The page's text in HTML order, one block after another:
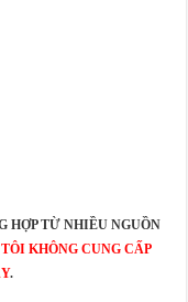
HỢP TỪ NHIỀU NGUỒN
KHÔNG CUNG CẤP
.